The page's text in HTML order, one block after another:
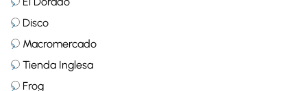
Disco
Macromercado
Tienda Inglesa
Frog